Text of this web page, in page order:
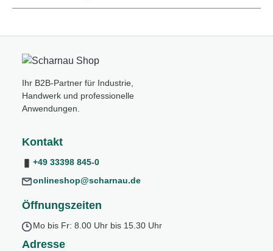
Ihr B2B-Partner für Industrie,
Handwerk und professionelle
Anwendungen.
Kontakt
+49 33398 845-0
onlineshop@scharnau.de
Öffnungszeiten
Mo bis Fr: 8.00 Uhr bis 15.30 Uhr
Adresse